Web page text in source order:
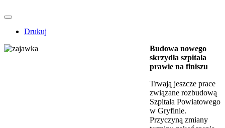
Drukuj
Budowa nowego
skrzydła szpitala
prawie na finiszu
Trwają jeszcze prace
związane rozbudową
Szpitala Powiatowego
w Gryfinie.
Przyczyną zmiany